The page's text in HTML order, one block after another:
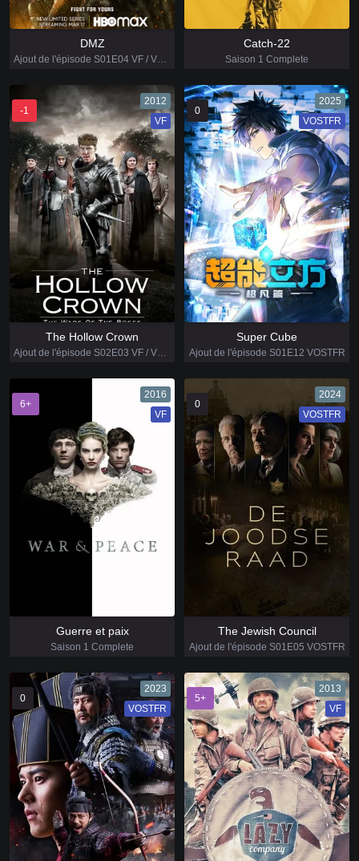
DMZ Catch-22
Saison 1 Complete
-1
2012
VF
The Hollow Crown
Ajout de l'épisode S02E03 VF / VOSTFR
0
2025
VOSTFR
Super Cube
Ajout de l'épisode S01E12 VOSTFR
6+
2016
VF
Guerre et paix
Saison 1 Complete
0
2024
VOSTFR
The Jewish Council
Ajout de l'épisode S01E05 VOSTFR
0
2023
VOSTFR
5+
2013
VF